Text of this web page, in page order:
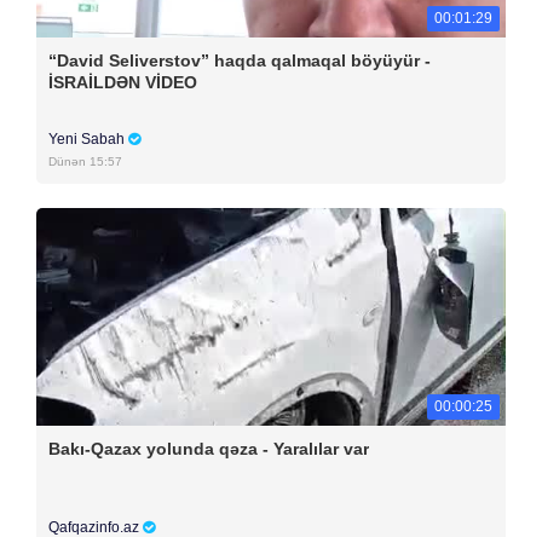
00:01:29
“David Seliverstov” haqda qalmaqal böyüyür -
İSRAİLDƏN VİDEO
Yeni Sabah
Dünən 15:57
00:00:25
Bakı-Qazax yolunda qəza - Yaralılar var
Qafqazinfo.az